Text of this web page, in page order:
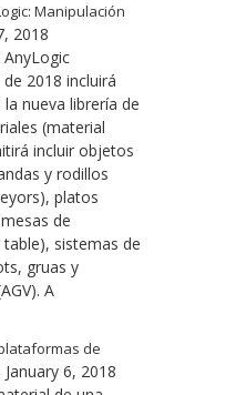
Manipulación
2018
2018 incluirá
nueva librería de
(material
incluir objetos
y rodillos
platos
de
sistemas de
gruas y
A
de
January 6, 2018